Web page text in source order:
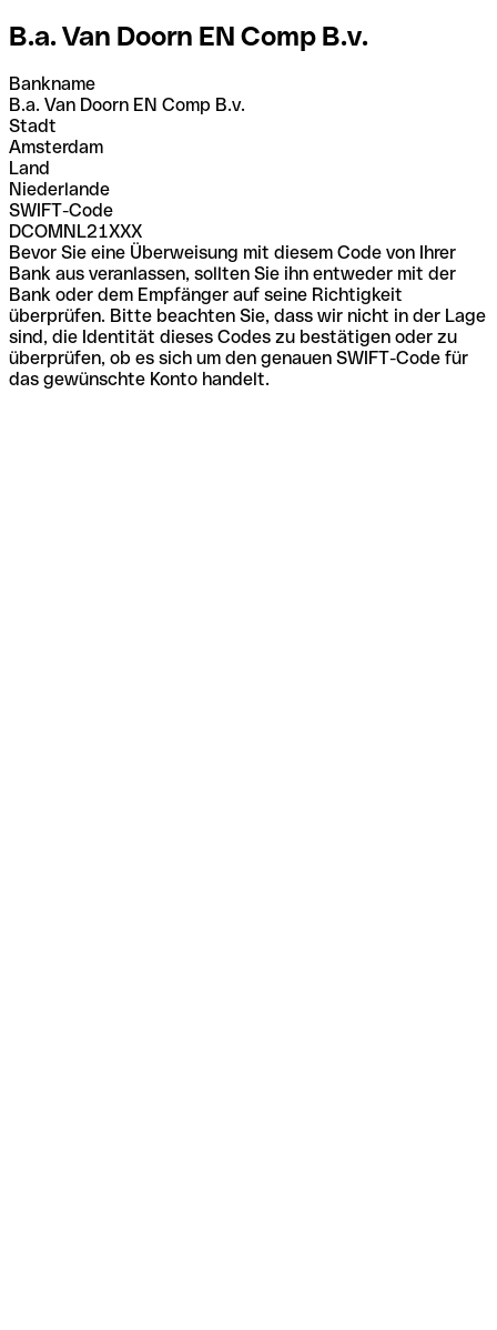
B.a. Van Doorn EN Comp B.v.
Bankname
B.a. Van Doorn EN Comp B.v.
Stadt
Amsterdam
Land
Niederlande
SWIFT-Code
DCOMNL21XXX
Bevor Sie eine Überweisung mit diesem Code von Ihrer
Bank aus veranlassen, sollten Sie ihn entweder mit der
Bank oder dem Empfänger auf seine Richtigkeit
überprüfen. Bitte beachten Sie, dass wir nicht in der Lage
sind, die Identität dieses Codes zu bestätigen oder zu
überprüfen, ob es sich um den genauen SWIFT-Code für
das gewünschte Konto handelt.